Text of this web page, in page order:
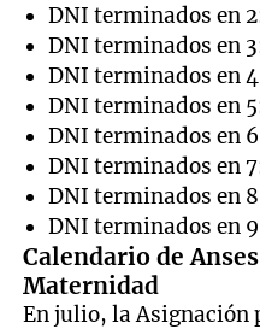
DNI terminados en
DNI terminados en
DNI terminados en
DNI terminados en
DNI terminados en
DNI terminados en
DNI terminados en
DNI terminados en
Calendario de
Maternidad
En julio, la Asignación